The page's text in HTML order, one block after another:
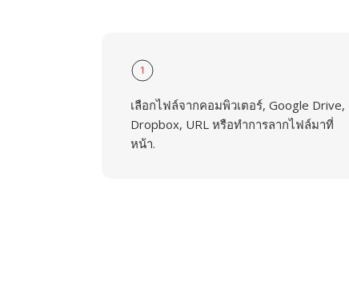
1
เลือกไฟล์จากคอมพิวเตอร์, Google Drive,
Dropbox, URL หรือทำการลากไฟล์มาที่
หน้า.